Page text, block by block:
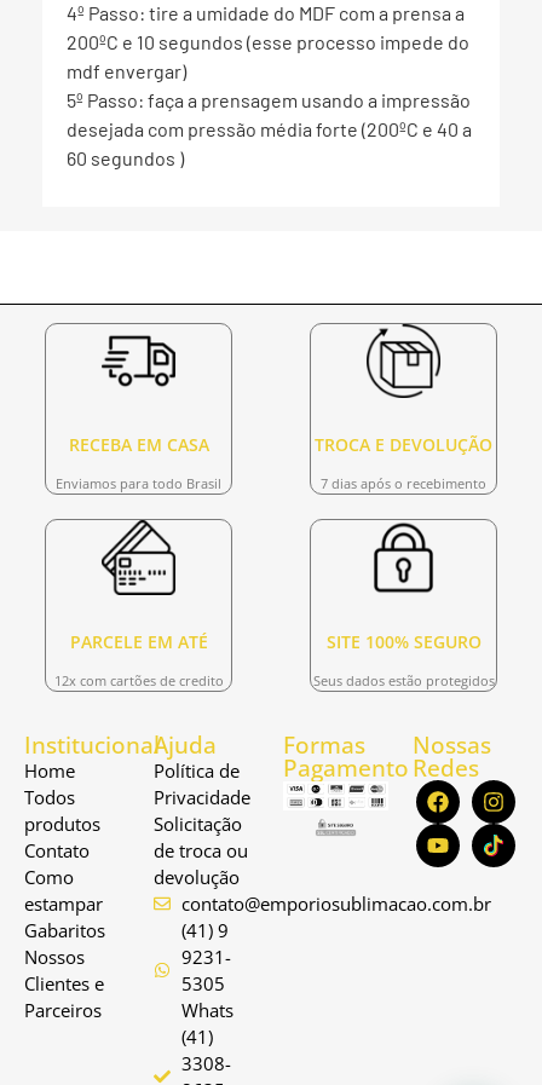
4º Passo: tire a umidade do MDF com a prensa a
200ºC e 10 segundos (esse processo impede do
mdf envergar)
5º Passo: faça a prensagem usando a impressão
desejada com pressão média forte (200ºC e 40 a
60 segundos )
RECEBA EM CASA
Enviamos para todo Brasil
TROCA E DEVOLUÇÃO
7 dias após o recebimento
PARCELE EM ATÉ
12x com cartões de credito
SITE 100% SEGURO
Seus dados estão protegidos
Institucional
Home
Todos
produtos
Contato
Como
estampar
Gabaritos
Nossos
Clientes e
Parceiros
Ajuda
Política de
Privacidade
Solicitação
de troca ou
devolução
contato@emporiosublimacao.com.br
(41) 9
9231-
5305
Whats
(41)
3308-
Formas
Pagamento
Nossas
Redes